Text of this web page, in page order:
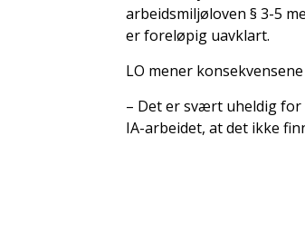
arbeidsmiljøloven § 3-5
er foreløpig uavklart.
LO mener
– Det er svært uheldig
IA-arbeidet, at det ikke